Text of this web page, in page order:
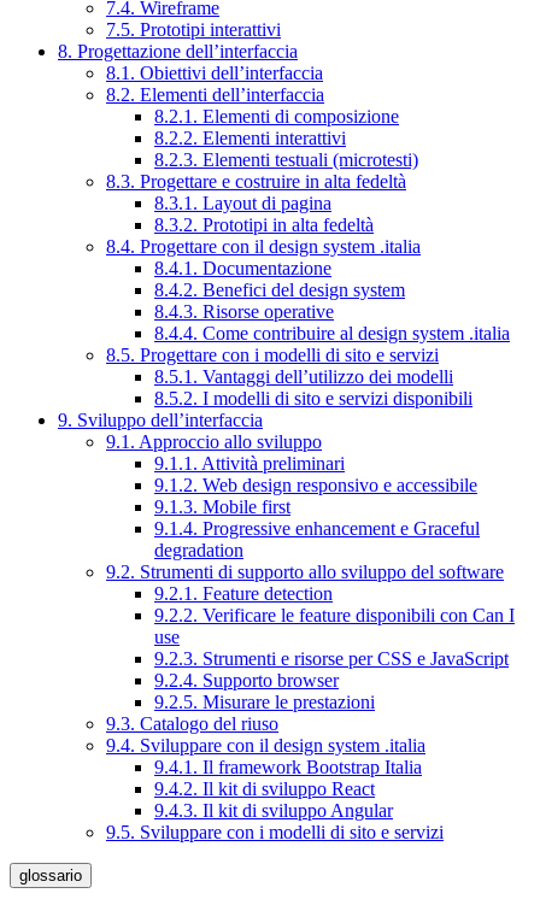
7.4. Wireframe
7.5. Prototipi interattivi
8. Progettazione dell’interfaccia
8.1. Obiettivi dell’interfaccia
8.2. Elementi dell’interfaccia
8.2.1. Elementi di composizione
8.2.2. Elementi interattivi
8.2.3. Elementi testuali (microtesti)
8.3. Progettare e costruire in alta fedeltà
8.3.1. Layout di pagina
8.3.2. Prototipi in alta fedeltà
8.4. Progettare con il design system .italia
8.4.1. Documentazione
8.4.2. Benefici del design system
8.4.3. Risorse operative
8.4.4. Come contribuire al design system .italia
8.5. Progettare con i modelli di sito e servizi
8.5.1. Vantaggi dell’utilizzo dei modelli
8.5.2. I modelli di sito e servizi disponibili
9. Sviluppo dell’interfaccia
9.1. Approccio allo sviluppo
9.1.1. Attività preliminari
9.1.2. Web design responsivo e accessibile
9.1.3. Mobile first
9.1.4. Progressive enhancement e Graceful
degradation
9.2. Strumenti di supporto allo sviluppo del software
9.2.1. Feature detection
9.2.2. Verificare le feature disponibili con Can I
use
9.2.3. Strumenti e risorse per CSS e JavaScript
9.2.4. Supporto browser
9.2.5. Misurare le prestazioni
9.3. Catalogo del riuso
9.4. Sviluppare con il design system .italia
9.4.1. Il framework Bootstrap Italia
9.4.2. Il kit di sviluppo React
9.4.3. Il kit di sviluppo Angular
9.5. Sviluppare con i modelli di sito e servizi
glossario